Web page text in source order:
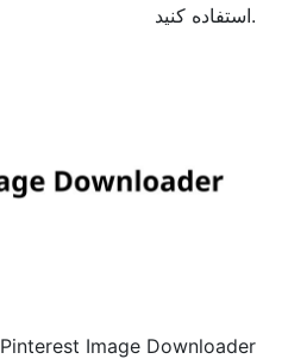
استفاده کنید.
Pinterest Image Downloader